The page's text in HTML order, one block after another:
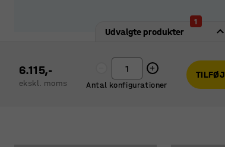
Udvalgte produkter
1
6.115,-
ekskl. moms Antal konfigurationer
TILFØJ